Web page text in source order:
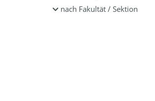
nach Fakultät / Sektion